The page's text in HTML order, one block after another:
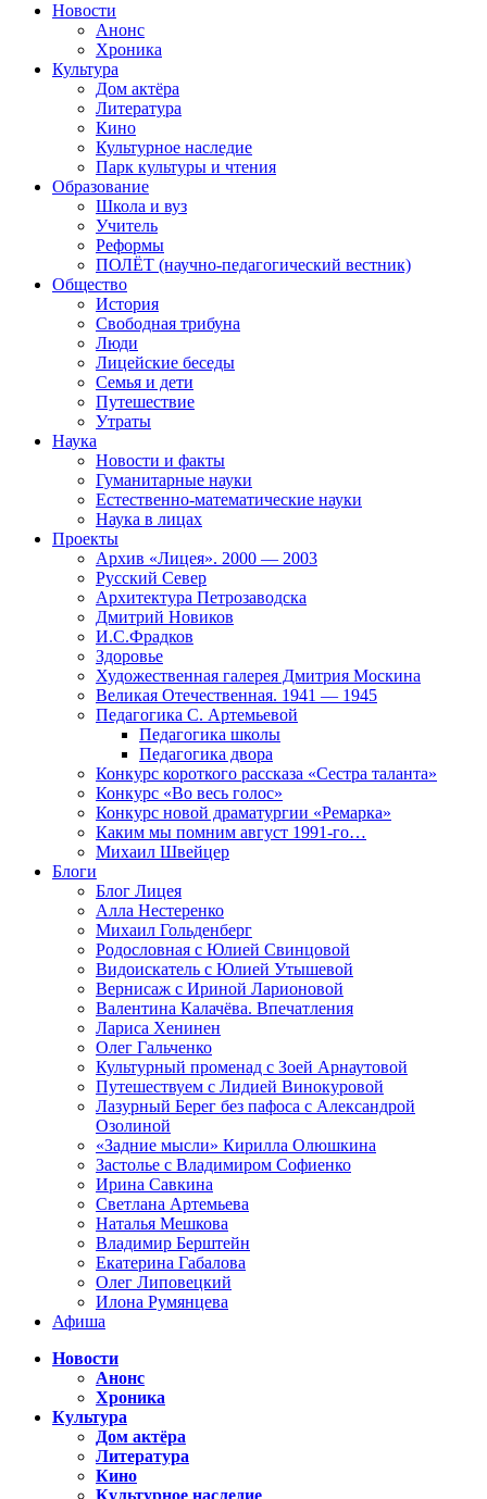
Новости
Анонс
Хроника
Культура
Дом актёра
Литература
Кино
Культурное наследие
Парк культуры и чтения
Образование
Школа и вуз
Учитель
Реформы
ПОЛЁТ (научно-педагогический вестник)
Общество
История
Свободная трибуна
Люди
Лицейские беседы
Семья и дети
Путешествие
Утраты
Наука
Новости и факты
Гуманитарные науки
Естественно-математические науки
Наука в лицах
Проекты
Архив «Лицея». 2000 — 2003
Русский Север
Архитектура Петрозаводска
Дмитрий Новиков
И.С.Фрадков
Здоровье
Художественная галерея Дмитрия Москина
Великая Отечественная. 1941 — 1945
Педагогика С. Артемьевой
Педагогика школы
Педагогика двора
Конкурс короткого рассказа «Сестра таланта»
Конкурс «Во весь голос»
Конкурс новой драматургии «Ремарка»
Каким мы помним август 1991-го…
Михаил Швейцер
Блоги
Блог Лицея
Алла Нестеренко
Михаил Гольденберг
Родословная с Юлией Свинцовой
Видоискатель с Юлией Утышевой
Вернисаж с Ириной Ларионовой
Валентина Калачёва. Впечатления
Лариса Хенинен
Олег Гальченко
Культурный променад с Зоей Арнаутовой
Путешествуем с Лидией Винокуровой
Лазурный Берег без пафоса с Александрой
Озолиной
«Задние мысли» Кирилла Олюшкина
Застолье с Владимиром Софиенко
Ирина Савкина
Светлана Артемьева
Наталья Мешкова
Владимир Берштейн
Екатерина Габалова
Олег Липовецкий
Илона Румянцева
Афиша
Новости
Анонс
Хроника
Культура
Дом актёра
Литература
Кино